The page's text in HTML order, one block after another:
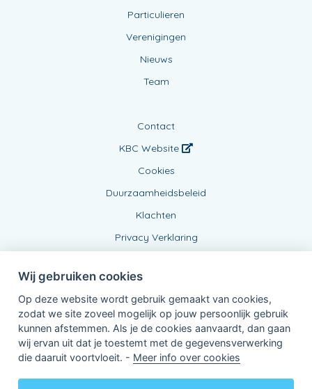
Particulieren
Verenigingen
Nieuws
Team
Contact
KBC Website
Cookies
Duurzaamheidsbeleid
Klachten
Privacy Verklaring
Verbonden Agent, BE0478416866
van KBC Verzekeringen nv
Wij gebruiken cookies
Op deze website wordt gebruik gemaakt van cookies,
zodat we site zoveel mogelijk op jouw persoonlijk gebruik
kunnen afstemmen. Als je de cookies aanvaardt, dan gaan
wij ervan uit dat je toestemt met de gegevensverwerking
die daaruit voortvloeit. - Meer info over cookies